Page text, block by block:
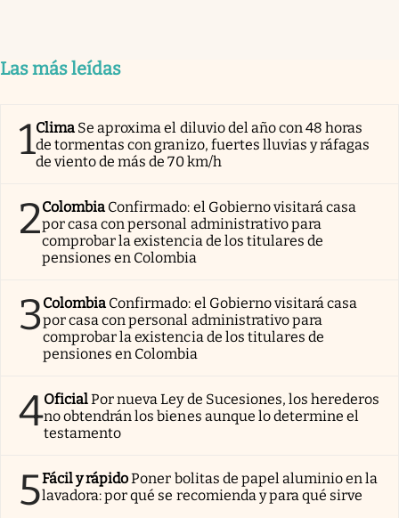
Las más leídas
1Clima Se aproxima el diluvio del año con 48 horas
de tormentas con granizo, fuertes lluvias y ráfagas
de viento de más de 70 km/h
2Colombia Confirmado: el Gobierno visitará casa
por casa con personal administrativo para
comprobar la existencia de los titulares de
pensiones en Colombia
3Colombia Confirmado: el Gobierno visitará casa
por casa con personal administrativo para
comprobar la existencia de los titulares de
pensiones en Colombia
4OficialPor nueva Ley de Sucesiones, los herederos
no obtendrán los bienes aunque lo determine el
testamento
5Fácil y rápidoPoner bolitas de papel aluminio en la
lavadora: por qué se recomienda y para qué sirve